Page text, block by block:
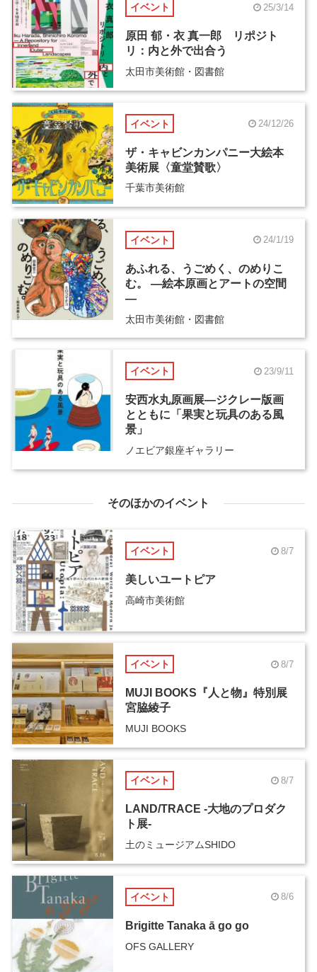
イベント 25/3/14
原田 郁・衣 真一郎 リポジト
リ：内と外で出合う
太田市美術館・図書館
イベント 24/12/26
ザ・キャビンカンパニー大絵本
美術展〈童堂賛歌〉
千葉市美術館
イベント 24/1/19
あふれる、うごめく、のめりこ
む。 ―絵本原画とアートの空間
―
太田市美術館・図書館
イベント 23/9/11
安西水丸原画展―ジクレー版画
とともに「果実と玩具のある風
景」
ノエビア銀座ギャラリー
そのほかのイベント
イベント 8/7
美しいユートピア
高崎市美術館
イベント 8/7
MUJI BOOKS『人と物』特別展
宮脇綾子
MUJI BOOKS
イベント 8/7
LAND/TRACE -大地のプロダク
ト展-
土のミュージアムSHIDO
イベント 8/6
Brigitte Tanaka ā go go
OFS GALLERY